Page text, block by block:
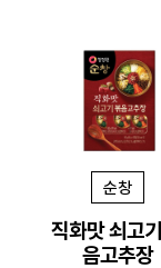
순창
직화맛 쇠고
음고추장